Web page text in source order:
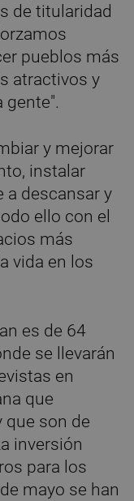
de titularidad
pueblos más
atractivos y
gente".
y mejorar
instalar
a descansar y
ello con el
más
vida en los
es de 64
se llevarán
en
que
que son de
inversión
para los
mayo se han